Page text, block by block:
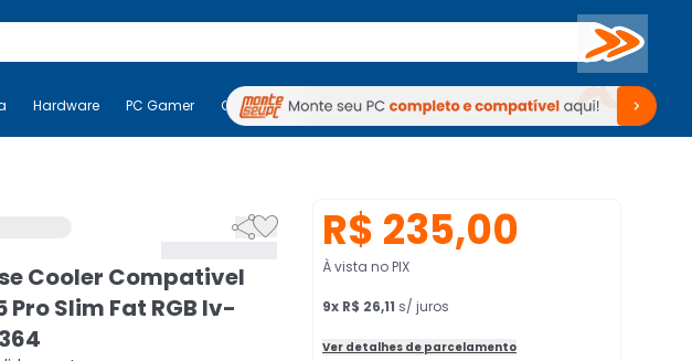
Buscar
Black Ninja Hardware PC Gamer Computadores Periféricos TV Venda no KaBuM!
Hardware PC Gamer Computadores Periféricos TV Venda no KaBuM!

Cooler Compativel
Pro Slim Fat RGB Iv-
R$ 235,00
À vista no PIX
9x R$ 26,11 s/ juros
Ver detalhes de parcelamento